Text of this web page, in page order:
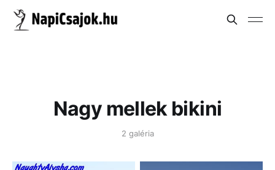
Nagy mellek bikini
2 galéria